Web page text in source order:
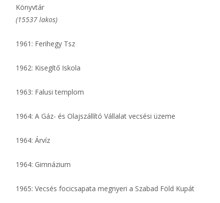
Könyvtár
(15537 lakos)
1961: Ferihegy Tsz
1962: Kisegítő Iskola
1963: Falusi templom
1964: A Gáz- és Olajszállító Vállalat vecsési üzeme
1964: Árvíz
1964: Gimnázium
1965: Vecsés focicsapata megnyeri a Szabad Föld Kupát